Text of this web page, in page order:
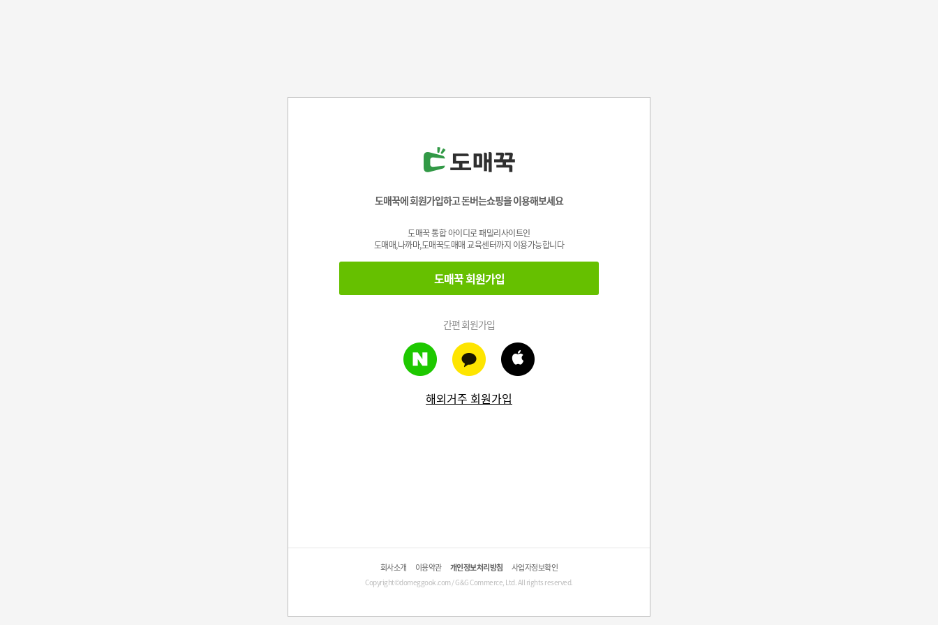
도매꾹에 회원가입하고 돈버는쇼핑을 이용해보세요
도매꾹 통합 아이디로 패밀리사이트인
도매매,나까마,도매꾹도매매 교육센터까지 이용가능합니다
도매꾹 회원가입
간편 회원가입
해외거주 회원가입
회사소개 이용약관 개인정보처리방침 사업자정보확인
Copyright©domeggook.com / G&G Commerce, Ltd. All rights reserved.